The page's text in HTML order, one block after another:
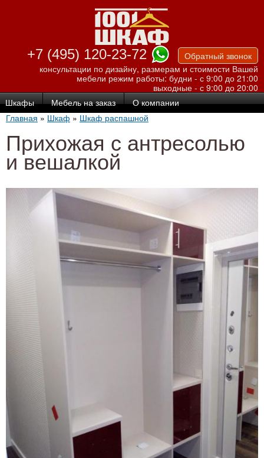
Перейти к
основному
содержанию
+7 (495) 120-23-72
Обратный звонок
консультации по дизайну, размерам и стоимости Вашей
мебели режим работы: будни - с 9:00 до 21:00
выходные - с 9:00 до 20:00
Шкафы Мебель на заказ О компании
Главная » Шкаф » Шкаф распашной
Прихожая с антресолью
и вешалкой